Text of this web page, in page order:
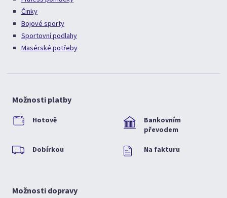
Činky
Bojové sporty
Sportovní podlahy
Masérské potřeby
Možnosti platby
Hotově
Bankovním
převodem
Dobírkou Na fakturu
Možnosti dopravy